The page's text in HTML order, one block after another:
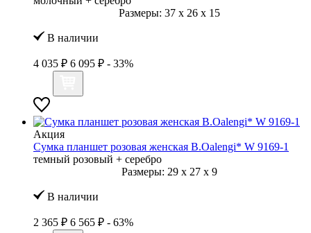
Размеры: 37 x 26 x 15
В наличии
4 035 ₽ 6 095 ₽ - 33%
Акция
Сумка планшет розовая женская B.Oalengi* W 9169-1
темный розовый + серебро
Размеры: 29 x 27 x 9
В наличии
2 365 ₽ 6 565 ₽ - 63%